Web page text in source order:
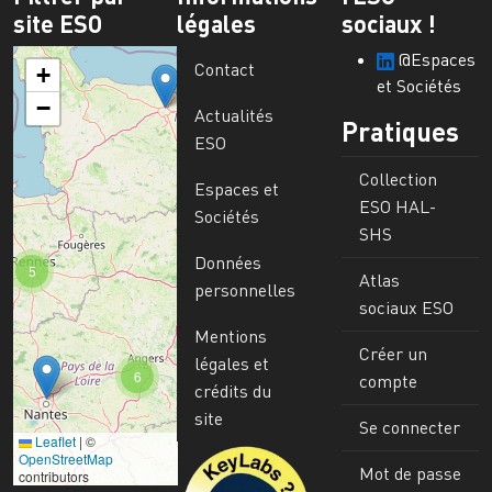
site ESO
6
5
+
−
Leaflet | ©
OpenStreetMap
contributors
légales
Contact
Actualités
ESO
Espaces et
Sociétés
Données
personnelles
Mentions
légales et
crédits du
site
Image
sociaux !
@Espaces
et Sociétés
Pratiques
Collection
ESO HAL-
SHS
Atlas
sociaux ESO
Créer un
compte
Se connecter
Mot de passe